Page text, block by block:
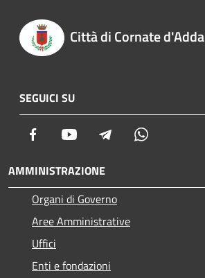
Città di Cornate d'Adda
SEGUICI SU
Facebook Youtube Telegram
AMMINISTRAZIONE
Organi di Governo
Aree Amministrative
Uffici
Enti e fondazioni